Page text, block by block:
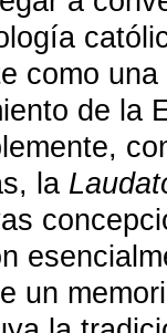
como
de la
la
un